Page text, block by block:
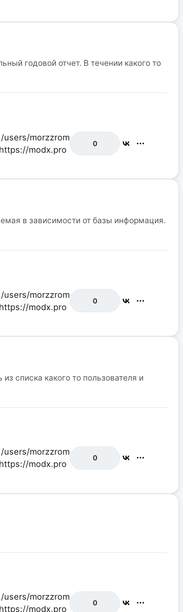
годовой отчет. В течении какого то
/users/morzzrom
https://modx.pro
0
в зависимости от базы информация.
/users/morzzrom
https://modx.pro
0
списка какого то пользователя и
/users/morzzrom
https://modx.pro
0
/users/morzzrom
https://modx.pro
0